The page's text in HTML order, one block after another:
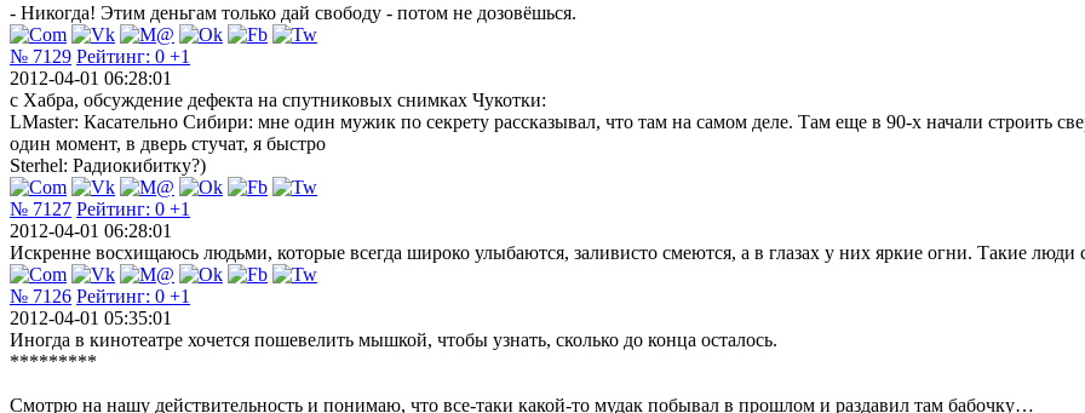
- Никогда! Этим деньгам только дай свободу - потом не дозовёшься.
№ 7129 Рейтинг: 0 +1
2012-04-01 06:28:01
с Хабра, обсуждение дефекта на спутниковых снимках Чукотки:
LMaster: Касательно Сибири: мне один мужик по секрету рассказывал, что там на самом деле. Там еще в 90-х начали строить
один момент, в дверь стучат, я быстро
Sterhel: Радиокибитку?)
№ 7127 Рейтинг: 0 +1
2012-04-01 06:28:01
Искренне восхищаюсь людьми, которые всегда широко улыбаются, заливисто смеются, а в глазах у них яркие огни. Такие люди
№ 7126 Рейтинг: 0 +1
2012-04-01 05:35:01
Иногда в кинотеатре хочется пошевелить мышкой, чтобы узнать, сколько до конца осталось.
*********
Смотрю на нашу действительность и понимаю, что все-таки какой-то мудак побывал в прошлом и раздавил там бабочку…